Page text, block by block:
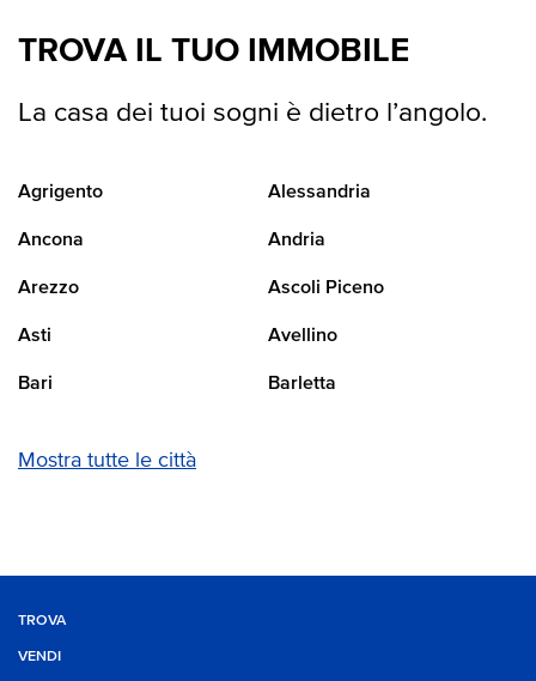
TROVA IL TUO IMMOBILE
La casa dei tuoi sogni è dietro l’angolo.
Agrigento Alessandria
Ancona Andria
Arezzo Ascoli Piceno
Asti Avellino
Bari Barletta
Mostra tutte le città
TROVA
VENDI